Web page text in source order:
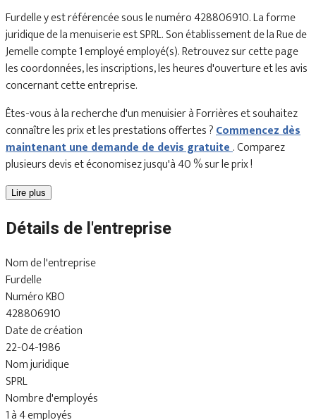
Furdelle y est référencée sous le numéro 428806910. La forme
juridique de la menuiserie est SPRL. Son établissement de la Rue de
Jemelle compte 1 employé employé(s). Retrouvez sur cette page
les coordonnées, les inscriptions, les heures d'ouverture et les avis
concernant cette entreprise.
Êtes-vous à la recherche d'un menuisier à Forrières et souhaitez
connaître les prix et les prestations offertes ?Commencez dès
maintenant une demande de devis gratuite. Comparez
plusieurs devis et économisez jusqu'à 40 % sur le prix !
Lire plus
Détails de l'entreprise
Nom de l'entreprise
Furdelle
Numéro KBO
428806910
Date de création
22-04-1986
Nom juridique
SPRL
Nombre d'employés
1 à 4 employés